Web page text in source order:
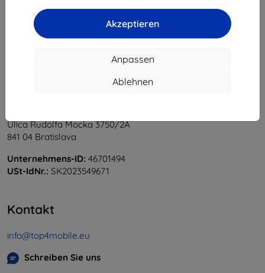
Akzeptieren
Anpassen
Ablehnen
1
Ulica Rudolfa Mocka 3750/2A
841 04 Bratislava
Unternehmens-ID: 46701494
USt-IdNr.: SK2023549671
Kontakt
info@top4mobile.eu
Schreiben Sie uns